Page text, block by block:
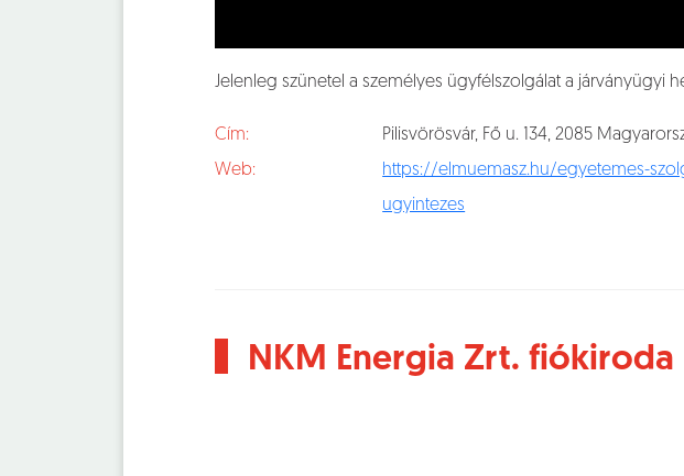
Jelenleg szünetel a személyes ügyfélszolgálat a járványügyi
Cím:
Pilisvörösvár, Fő u. 134, 2085
Web:
https://elmuemasz.hu/egyetemes-
ugyintezes
NKM Energia Zrt.